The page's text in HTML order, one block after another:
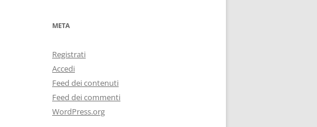
META
Registrati
Accedi
Feed dei contenuti
Feed dei commenti
WordPress.org